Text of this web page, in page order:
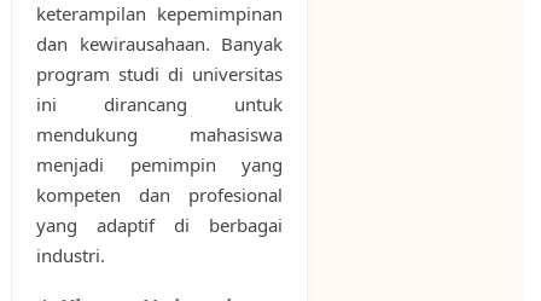
keterampilan kepemimpinan
dan kewirausahaan. Banyak
program studi di universitas
ini dirancang untuk
mendukung mahasiswa
menjadi pemimpin yang
kompeten dan profesional
yang adaptif di berbagai
industri.